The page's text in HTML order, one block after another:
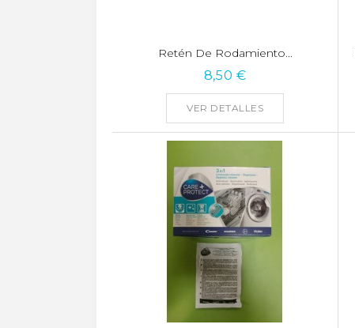
Retén De Rodamiento...
8,50 €
VER DETALLES